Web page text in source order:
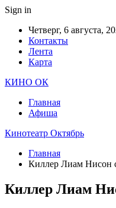
Sign in
Четверг, 6 августа,
Контакты
Лента
Карта
КИНО ОК
Главная
Афиша
Кинотеатр Октябрь
Главная
Киллер Лиам Нисон
Киллер Лиам